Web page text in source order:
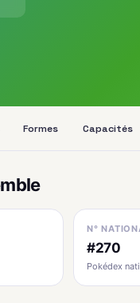
Formes Capacités
N°
#270
Pokédex